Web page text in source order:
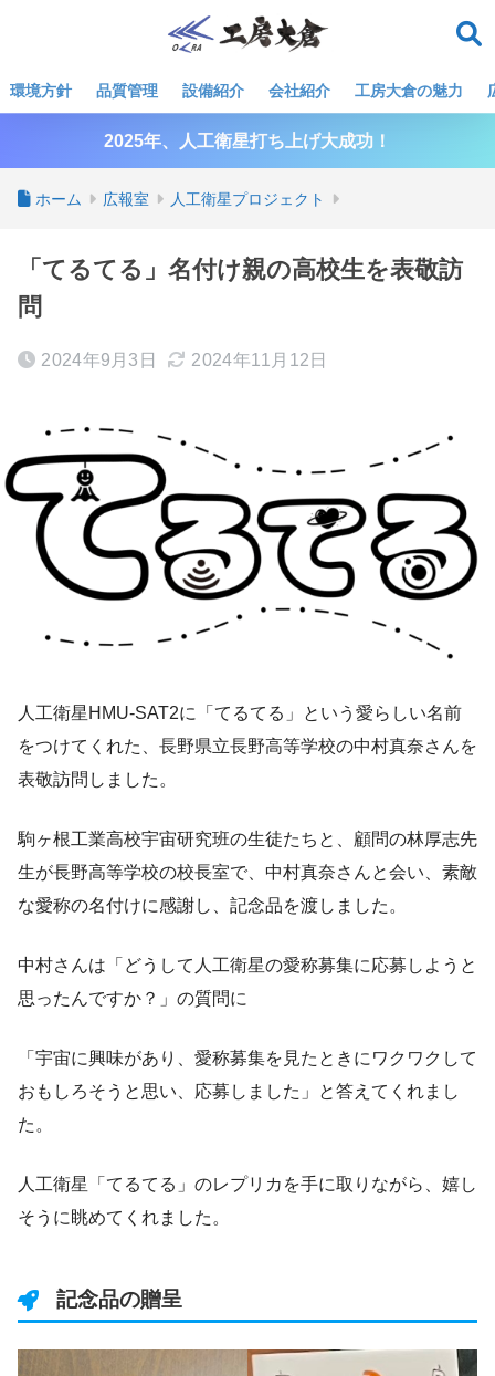
環境方針 品質管理 設備紹介 会社紹介 工房大倉の魅力
2025年、人工衛星打ち上げ大成功！
ホーム 広報室 人工衛星プロジェクト
「てるてる」名付け親の高校生を表敬訪
問
2024年9月3日 2024年11月12日
人工衛星HMU-SAT2に「てるてる」という愛らしい名前
をつけてくれた、長野県立長野高等学校の中村真奈さんを
表敬訪問しました。
駒ヶ根工業高校宇宙研究班の生徒たちと、顧問の林厚志先
生が長野高等学校の校長室で、中村真奈さんと会い、素敵
な愛称の名付けに感謝し、記念品を渡しました。
中村さんは「どうして人工衛星の愛称募集に応募しようと
思ったんですか？」の質問に
「宇宙に興味があり、愛称募集を見たときにワクワクして
おもしろそうと思い、応募しました」と答えてくれまし
た。
人工衛星「てるてる」のレプリカを手に取りながら、嬉し
そうに眺めてくれました。
記念品の贈呈